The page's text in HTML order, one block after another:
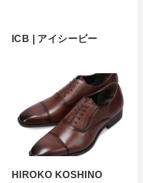
ICB | アイシービー
HIROKO KOSHINO